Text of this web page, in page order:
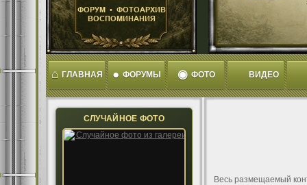
⌂ ГЛАВНАЯ ● ФОРУМЫ ◉ ФОТО ВИДЕО
СЛУЧАЙНОЕ ФОТО
Весь размещаемый